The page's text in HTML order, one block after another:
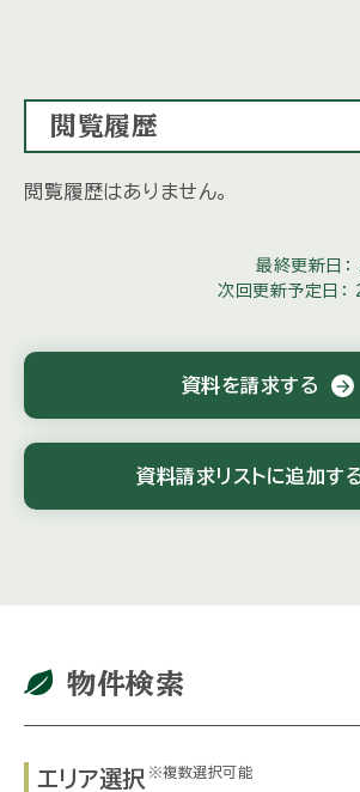
閲覧履歴
閲覧履歴はありません。
最終更新日
次回更新予定日
資料を請求する arrow_forward
資料請求リストに追加す
物件検索
エリア選択 ※複数選択可能